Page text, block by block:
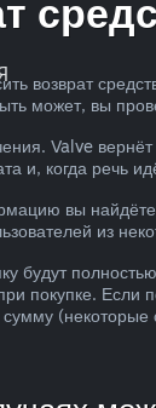
возврат
может, вы
Valve
и, когда речь
вы найдёте
из
будут
покупке.